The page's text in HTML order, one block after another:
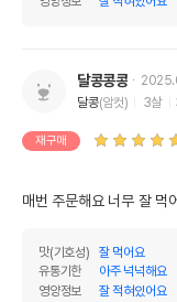
달콩콩콩
달콩(암컷) 3살
재구매
매번 주문해요 너무 잘 먹
맛(기호성)
잘 먹어요
유통기한
아주 넉넉해요
영양정보
잘 적혀있어요